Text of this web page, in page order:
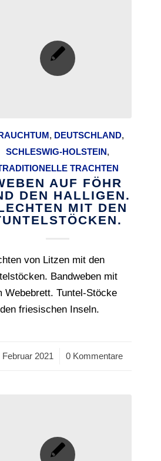
, DEUTSCHLAND,
SCHLESWIG-HOLSTEIN,
TRACHTEN
AUF FÖHR
DEN HALLIGEN.
MIT DEN
von Litzen mit den
Bandweben mit
Webebrett. Tuntel-Stöcke
friesischen Inseln.
Februar 2021
/ 0 Kommentare